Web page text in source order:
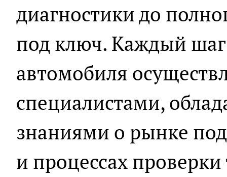
диагностики до
под ключ. Каждый шаг
автомобиля
специалистами,
знаниями о рынке
и процессах